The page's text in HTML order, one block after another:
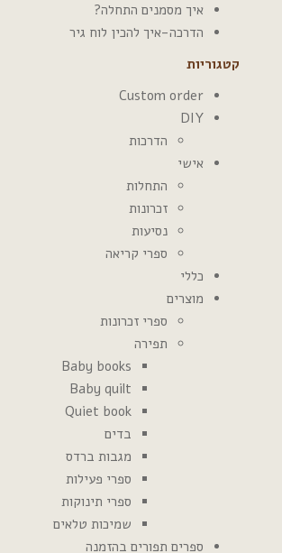
איך מסמנים התחלה?
הדרכה-איך להכין לוח גיר
קטגוריות
Custom order
DIY
הדרכות
אישי
התחלות
זכרונות
נסיעות
ספרי קריאה
כללי
מוצרים
ספרי זכרונות
תפירה
Baby books
Baby quilt
Quiet book
בדים
מגבות ברדס
ספרי פעילות
ספרי תינוקות
שמיכות טלאים
ספרים תפורים בהזמנה